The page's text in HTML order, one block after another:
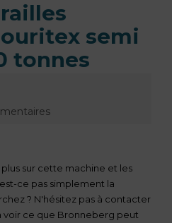
semi
tonnes
sur cette machine et les
ce pas simplement la
? N'hésitez pas à contacter
voir ce que Bronneberg peut